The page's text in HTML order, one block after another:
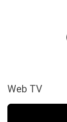
Web TV